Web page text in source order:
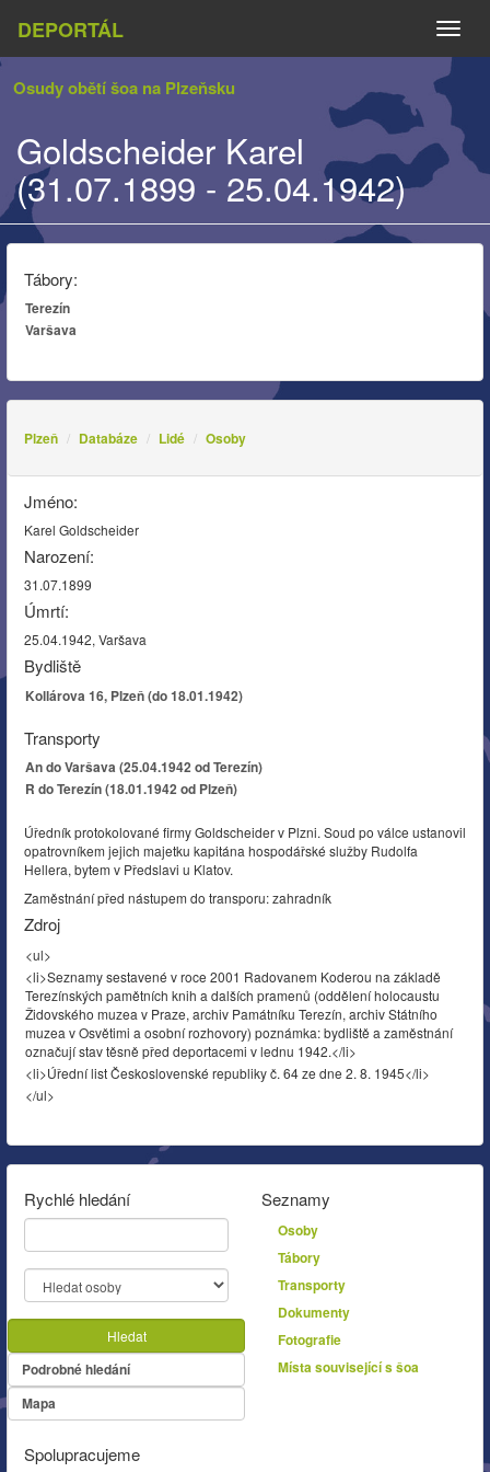
DEPORTÁL
Osudy obětí šoa na Plzeňsku
Goldscheider Karel
(31.07.1899 - 25.04.1942)
Tábory:
Terezín
Varšava
Plzeň Databáze Lidé Osoby
Jméno:
Karel Goldscheider
Narození:
31.07.1899
Úmrtí:
25.04.1942, Varšava
Bydliště
Kollárova 16, Plzeň (do 18.01.1942)
Transporty
An do Varšava (25.04.1942 od Terezín)
R do Terezín (18.01.1942 od Plzeň)
Úředník protokolované firmy Goldscheider v Plzni. Soud po válce ustanovil
opatrovníkem jejich majetku kapitána hospodářské služby Rudolfa
Hellera, bytem v Předslavi u Klatov.
Zaměstnání před nástupem do transporu: zahradník
Zdroj
<ul>
<li>Seznamy sestavené v roce 2001 Radovanem Koderou na základě
Terezínských pamětních knih a dalších pramenů (oddělení holocaustu
Židovského muzea v Praze, archiv Památníku Terezín, archiv Státního
muzea v Osvětimi a osobní rozhovory) poznámka: bydliště a zaměstnání
označují stav těsně před deportacemi v lednu 1942.</li>
<li>Úřední list Československé republiky č. 64 ze dne 2. 8. 1945</li>
</ul>
Rychlé hledání
Hledat
Podrobné hledání
Mapa
Seznamy
Osoby
Tábory
Transporty
Dokumenty
Fotografie
Místa související s šoa
Spolupracujeme